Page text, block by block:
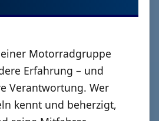
Motorradgruppe
Erfahrung – und
Verantwortung. Wer
kennt und beherzigt,